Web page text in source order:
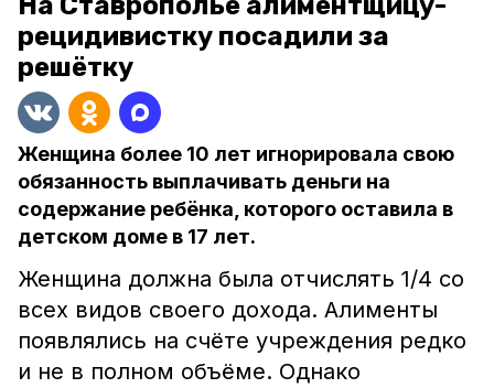
рецидивистку посадили за
решётку
Женщина более 10 лет игнорировала свою
обязанность выплачивать деньги на
содержание ребёнка, которого оставила в
детском доме в 17 лет.
Женщина должна была отчислять 1/4 со
всех видов своего дохода. Алименты
появлялись на счёте учреждения редко
и не в полном объёме. Однако